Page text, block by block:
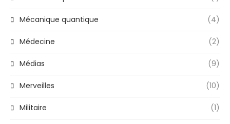
Mécanique quantique (4)
Médecine (2)
Médias (9)
Merveilles (10)
Militaire (1)